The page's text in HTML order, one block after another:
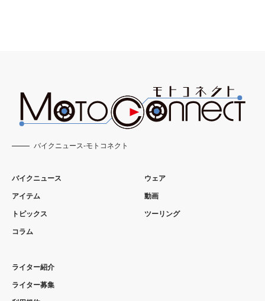
バイクニュース-モトコネクト
バイクニュース
アイテム
トピックス
コラム
ウェア
動画
ツーリング
ライター紹介
ライター募集